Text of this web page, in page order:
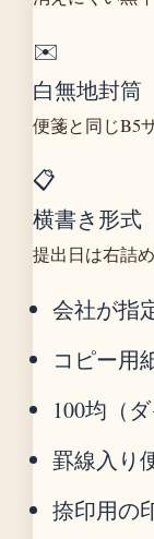
✉️
白無地封筒
便箋と同じB5
📋
横書き形式
提出日は右詰
会社が指
コピー用
100均（
罫線入り
捺印用の